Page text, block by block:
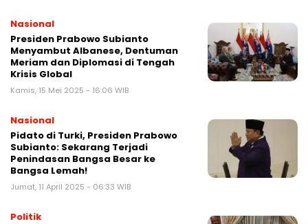
Nasional
Presiden Prabowo Subianto
Menyambut Albanese, Dentuman
Meriam dan Diplomasi di Tengah
Krisis Global
Kamis, 15 Mei 2025 - 16:06 WIB
Nasional
Pidato di Turki, Presiden Prabowo
Subianto: Sekarang Terjadi
Penindasan Bangsa Besar ke
Bangsa Lemah!
Jumat, 11 April 2025 - 06:33 WIB
Politik